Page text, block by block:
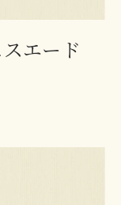
エード